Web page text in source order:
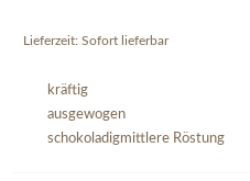
Lieferzeit:Sofort lieferbar
kräftig
ausgewogen
schokoladigmittlere Röstung